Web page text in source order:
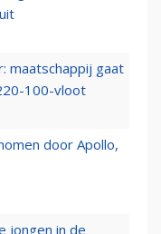
maatschappij gaat
100-vloot
door Apollo,
jongen in de